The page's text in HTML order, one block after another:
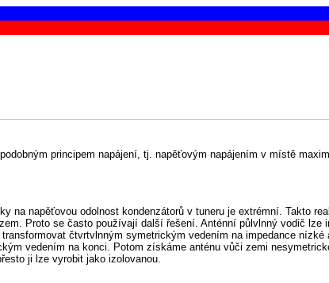
principem napájení, tj. napěťovým napájením v místě
na napěťovou odolnost kondenzátorů v tuneru je extrémní. Takto
Proto se často používají další řešení. Anténní půlvlnný vodič
čtvrtvlnným symetrickým vedením na impedance
vedením na konci. Potom získáme anténu vůči zemi
ji lze vyrobit jako izolovanou.